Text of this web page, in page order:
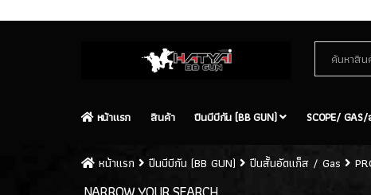
หน้าเเรก สินค้า ปืนบีบีกัน (BB GUN) SCOPE/
หน้าเเรก ปืนบีบีกัน (BB GUN) ปืนสั้นอัดแก็ส / Gas